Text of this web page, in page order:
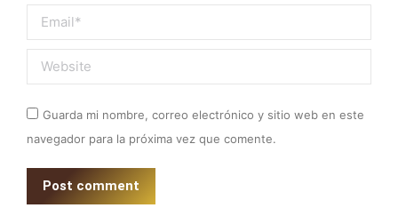
Email *
Website
Guarda mi nombre, correo electrónico y sitio web en este
navegador para la próxima vez que comente.
Post comment